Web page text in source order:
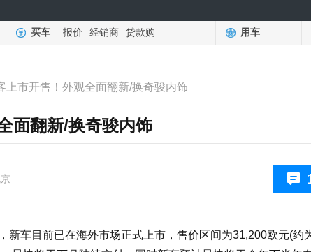
买车 报价 经销商 贷款购 用车
上市开售！外观全面翻新/换奇骏内饰
面翻新/换奇骏内饰
新车目前已在海外市场正式上市，售价区间为31,200欧元(约